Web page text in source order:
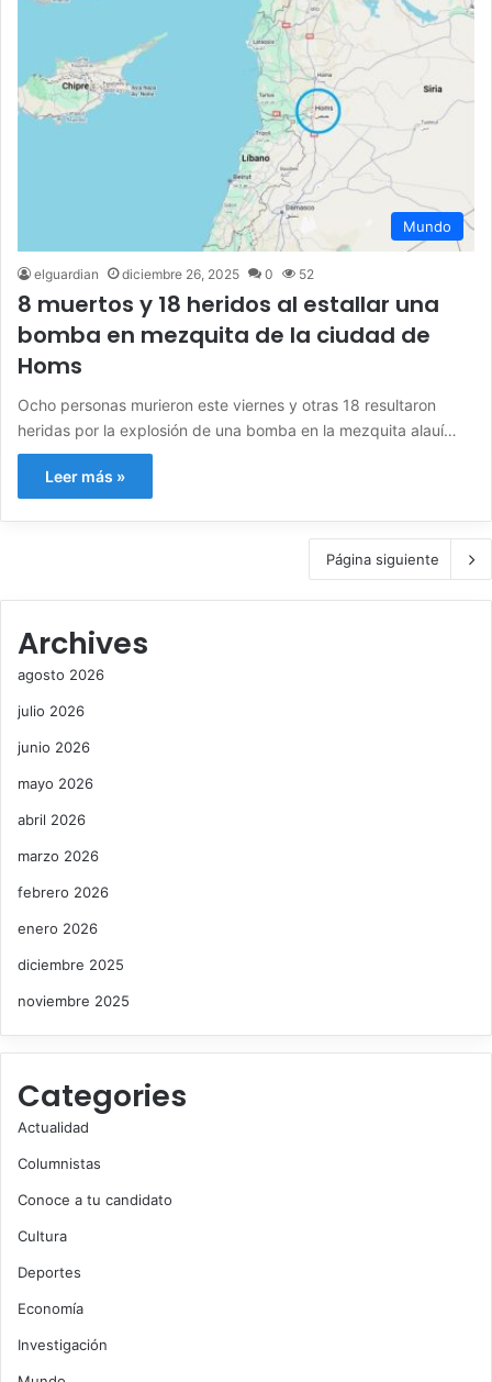
Mundo
elguardian diciembre 26, 2025 0 52
8 muertos y 18 heridos al estallar una
bomba en mezquita de la ciudad de
Homs
Ocho personas murieron este viernes y otras 18 resultaron
heridas por la explosión de una bomba en la mezquita alauí…
Leer más »
Página siguiente
Archives
agosto 2026
julio 2026
junio 2026
mayo 2026
abril 2026
marzo 2026
febrero 2026
enero 2026
diciembre 2025
noviembre 2025
Categories
Actualidad
Columnistas
Conoce a tu candidato
Cultura
Deportes
Economía
Investigación